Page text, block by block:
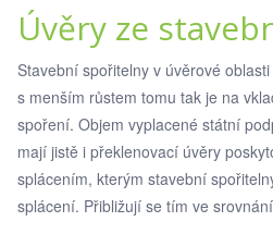
Úvěry ze
Stavební spořitelny v úvěrové
s menším růstem tomu tak je na
spoření. Objem vyplacené státní
mají jistě i překlenovací úvěry
splácením, kterým stavební
splácení. Přibližují se tím ve